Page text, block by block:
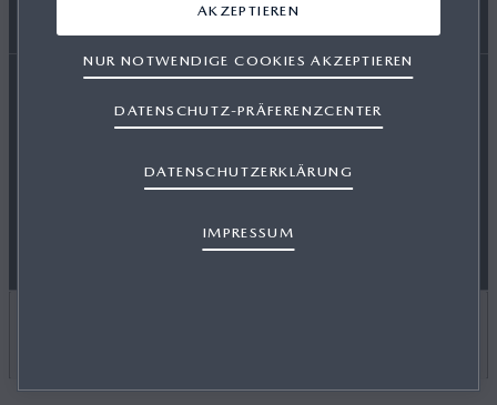
Erklärung zur Barrierefreiheit Rechtliche Hinweise
AGB Terminbuchung Datenschutz Cookies
DATENSCHUTZERKLÄRUNG
IMPRESSUM
DATENSCHUTZ-PRÄFERENZCENTER
NUR NOTWENDIGE COOKIES AKZEPTIEREN
AKZEPTIEREN